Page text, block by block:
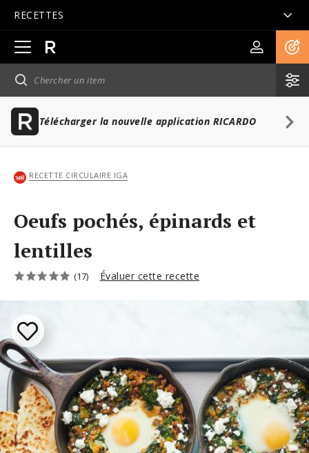
RECETTES
Ouvrir
la
navigation
principale
Télécharger la nouvelle application RICARDO
RECETTE CIRCULAIRE IGA
Oeufs pochés, épinards et
lentilles
(17) Évaluer cette recette